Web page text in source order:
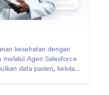
kesehatan dengan
melalui Agen Salesforce
data pasien, kelola